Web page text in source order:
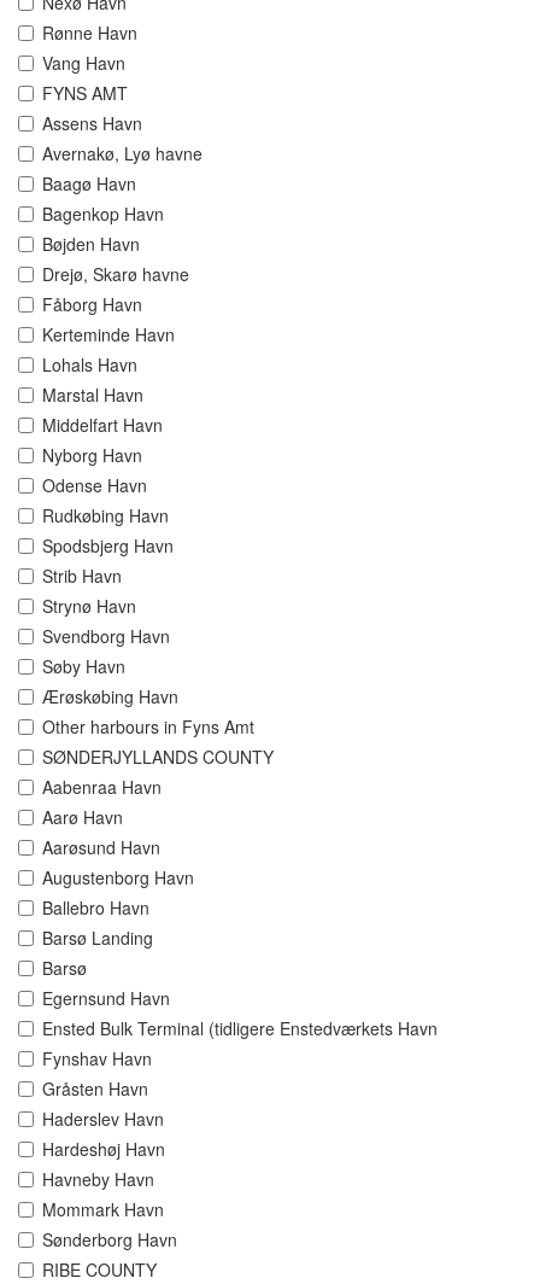
Rønne Havn
Vang Havn
FYNS AMT
Assens Havn
Avernakø, Lyø havne
Baagø Havn
Bagenkop Havn
Bøjden Havn
Drejø, Skarø havne
Fåborg Havn
Kerteminde Havn
Lohals Havn
Marstal Havn
Middelfart Havn
Nyborg Havn
Odense Havn
Rudkøbing Havn
Spodsbjerg Havn
Strib Havn
Strynø Havn
Svendborg Havn
Søby Havn
Ærøskøbing Havn
Other harbours in Fyns Amt
SØNDERJYLLANDS COUNTY
Aabenraa Havn
Aarø Havn
Aarøsund Havn
Augustenborg Havn
Ballebro Havn
Barsø Landing
Barsø
Egernsund Havn
Ensted Bulk Terminal (tidligere Enstedværkets Havn
Fynshav Havn
Gråsten Havn
Haderslev Havn
Hardeshøj Havn
Havneby Havn
Mommark Havn
Sønderborg Havn
RIBE COUNTY